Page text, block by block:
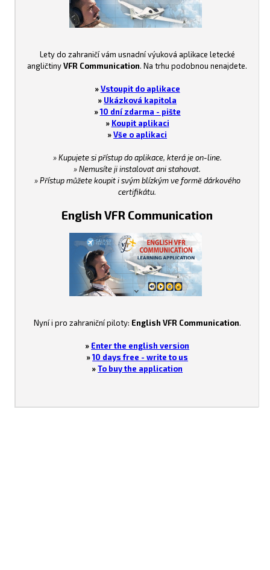
Lety do zahraničí vám usnadní výuková aplikace letecké
angličtinyVFR Communication. Na trhu podobnou nenajdete.
» Vstoupit do aplikace
» Ukázková kapitola
»10 dní zdarma - pište
» Koupit aplikaci
»Vše o aplikaci
» Kupujete si přístup do aplikace, která je on-line.
» Nemusíte ji instalovat ani stahovat.
» Přístup můžete koupit i svým blízkým ve formě dárkového
certifikátu.
English VFR Communication
Nyní i pro zahraniční piloty: English VFR Communication.
» Enter the english version
»10 days free - write to us
»To buy the application